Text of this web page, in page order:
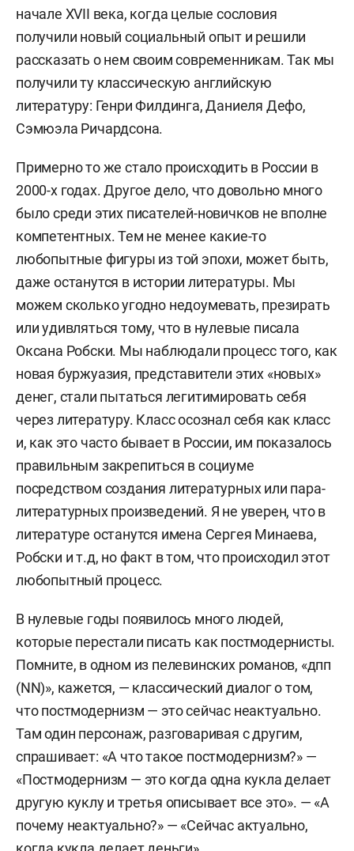
начале XVII века, когда целые сословия
получили новый социальный опыт и решили
рассказать о нем своим современникам. Так мы
получили ту классическую английскую
литературу: Генри Филдинга, Даниеля Дефо,
Сэмюэла Ричардсона.
Примерно то же стало происходить в России в
2000-х годах. Другое дело, что довольно много
было среди этих писателей-новичков не вполне
компетентных. Тем не менее какие-то
любопытные фигуры из той эпохи, может быть,
даже останутся в истории литературы. Мы
можем сколько угодно недоумевать, презирать
или удивляться тому, что в нулевые писала
Оксана Робски. Мы наблюдали процесс того, как
новая буржуазия, представители этих «новых»
денег, стали пытаться легитимировать себя
через литературу. Класс осознал себя как класс
и, как это часто бывает в России, им показалось
правильным закрепиться в социуме
посредством создания литературных или пара-
литературных произведений. Я не уверен, что в
литературе останутся имена Сергея Минаева,
Робски и т.д, но факт в том, что происходил этот
любопытный процесс.
В нулевые годы появилось много людей,
которые перестали писать как постмодернисты.
Помните, в одном из пелевинских романов, «дпп
(NN)», кажется, — классический диалог о том,
что постмодернизм — это сейчас неактуально.
Там один персонаж, разговаривая с другим,
спрашивает: «А что такое постмодернизм?» —
«Постмодернизм — это когда одна кукла делает
другую куклу и третья описывает все это». — «А
почему неактуально?» — «Сейчас актуально,